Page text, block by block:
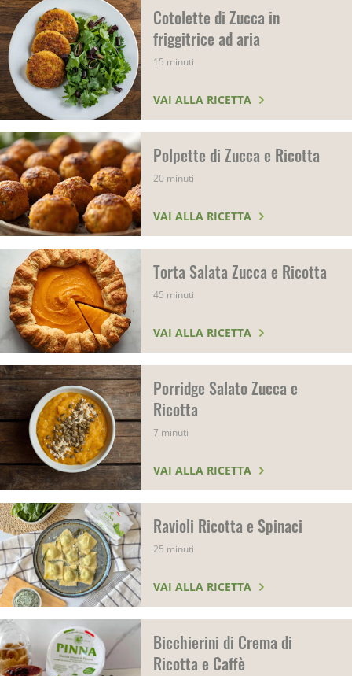
Cotolette di Zucca in
friggitrice ad aria
15 minuti
VAI ALLA RICETTA
Polpette di Zucca e Ricotta
20 minuti
VAI ALLA RICETTA
Torta Salata Zucca e Ricotta
45 minuti
VAI ALLA RICETTA
Porridge Salato Zucca e
Ricotta
7 minuti
VAI ALLA RICETTA
Ravioli Ricotta e Spinaci
25 minuti
VAI ALLA RICETTA
Bicchierini di Crema di
Ricotta e Caffè